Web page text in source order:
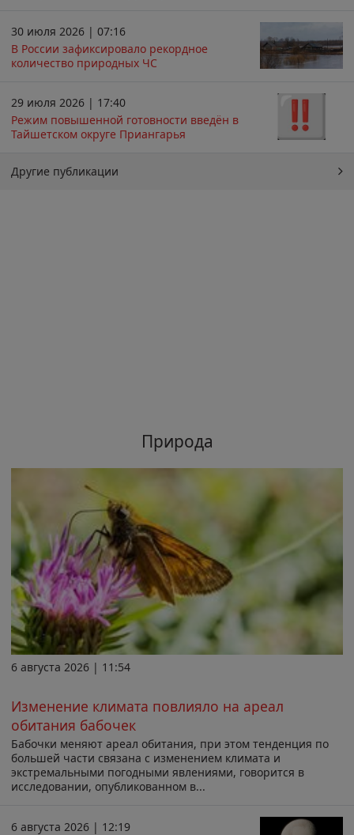
30 июля 2026 | 07:16
В России зафиксировало рекордное
количество природных ЧС
29 июля 2026 | 17:40
Режим повышенной готовности введён в
Тайшетском округе Приангарья
Другие публикации
Природа
6 августа 2026 | 11:54
Изменение климата повлияло на ареал
обитания бабочек
Бабочки меняют ареал обитания, при этом тенденция по
большей части связана с изменением климата и
экстремальными погодными явлениями, говорится в
исследовании, опубликованном в...
6 августа 2026 | 12:19